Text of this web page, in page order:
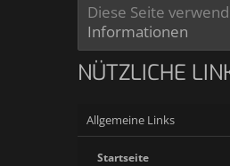
Diese Seite
Informationen
NÜTZLICHE
Allgemeine Links
Startseite